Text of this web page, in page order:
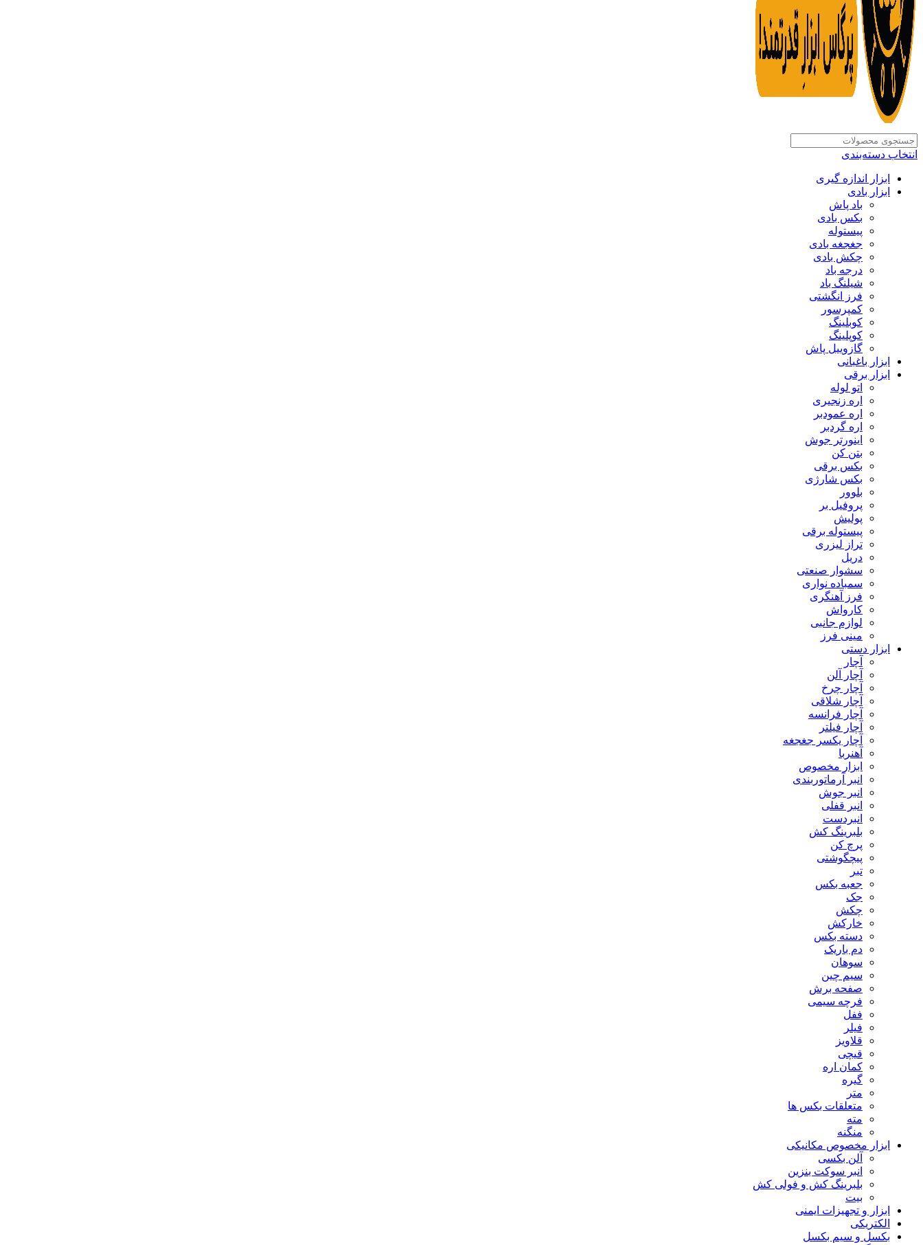
انتخاب دسته‌بندی
ابزار اندازه گیری
ابزار بادی
باد پاش
بکس بادی
پیستوله
جغجغه بادی
چکش بادی
درجه باد
شیلنگ باد
فرز انگشتی
کمپرسور
کوبلینگ
کوپلینگ
گازوییل پاش
ابزار باغبانی
ابزار برقی
اتو لوله
اره زنجیری
اره عمودبر
اره گردبر
اینورتر جوش
بتن کن
بکس برقی
بکس شارژی
بلوور
پروفیل بر
پولیش
پیستوله برقی
تراز لیزری
دریل
سشوار صنعتی
سمباده نواری
فرز آهنگری
کارواش
لوازم جانبی
مینی فرز
ابزار دستی
آچار
آچار آلن
آچار چرخ
آچار شلاقی
آچار فرانسه
آچار فیلتر
آچار یکسر جغجغه
آهنربا
ابزار مخصوص
انبر آرماتوربندی
انبر جوش
انبر قفلی
انبردست
بلبرینگ کش
پرچ کن
پیچگوشتی
تبر
جعبه بکس
جک
چکش
خارکش
دسته بکس
دم باریک
سوهان
سیم چین
صفحه برش
فرچه سیمی
ففل
فیلر
قلاویز
قیچی
کمان اره
گیره
متر
متعلقات بکس ها
مته
منگنه
ابزار مخصوص مکانیکی
آلن بکسی
انبر سوکت بنزین
بلبرینگ کش و فولی کش
بیت
ابزار و تجهیزات ایمنی
الکتریکی
بکسل و سیم بکسل